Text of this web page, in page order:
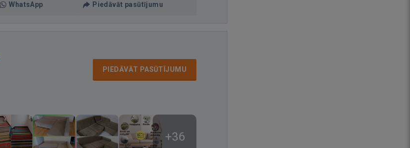
WhatsApp Piedāvāt pasūtījumu
PIEDĀVĀT PASŪTĪJUMU
+36